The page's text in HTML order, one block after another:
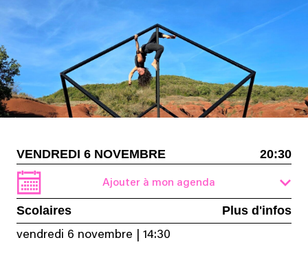
VENDREDI 6 NOVEMBRE 20:30
Ajouter à mon agenda
Scolaires Plus d'infos
vendredi 6 novembre 14:30